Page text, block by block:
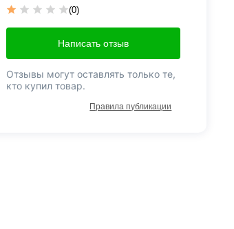
(0)
Написать отзыв
Отзывы могут оставлять только те,
кто купил товар.
Правила публикации